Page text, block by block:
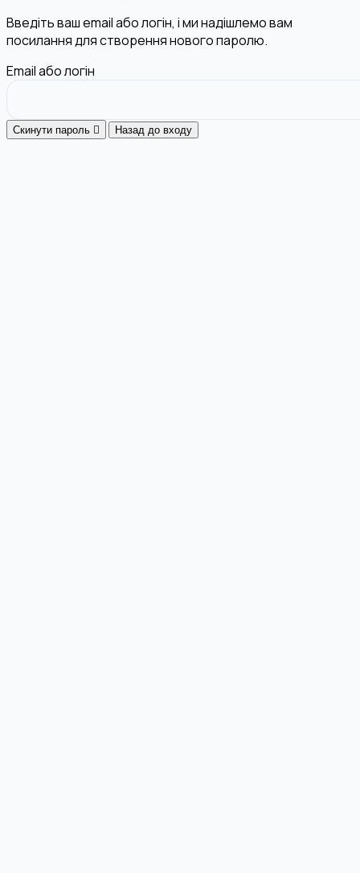
Введіть ваш email або логін, і ми надішлемо вам
посилання для створення нового паролю.
Email або логін
Скинути пароль Назад до входу